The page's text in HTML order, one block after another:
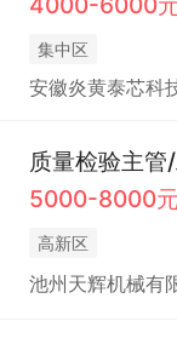
集中区
安徽炎黄泰芯科
质量检验主管
5000-8000
高新区
池州天辉机械有